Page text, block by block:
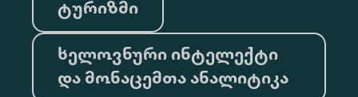
ტურიზმი
ხელოვნური ინტელექტი
და მონაცემთა ანალიტიკა